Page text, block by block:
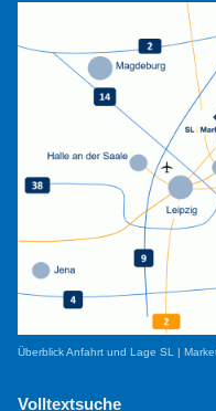
Überblick Anfahrt und Lage SL |
Volltextsuche